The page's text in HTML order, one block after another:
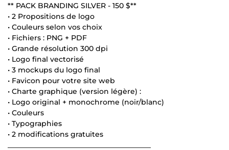
** PACK BRANDING SILVER - 150 $**
• 2 Propositions de logo
• Couleurs selon vos choix
• Fichiers : PNG + PDF
• Grande résolution 300 dpi
• Logo final vectorisé
• 3 mockups du logo final
• Favicon pour votre site web
• Charte graphique (version légère) :
• Logo original + monochrome (noir/blanc)
• Couleurs
• Typographies
• 2 modifications gratuites